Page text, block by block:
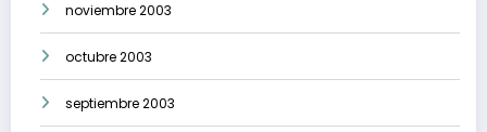
noviembre 2003
octubre 2003
septiembre 2003